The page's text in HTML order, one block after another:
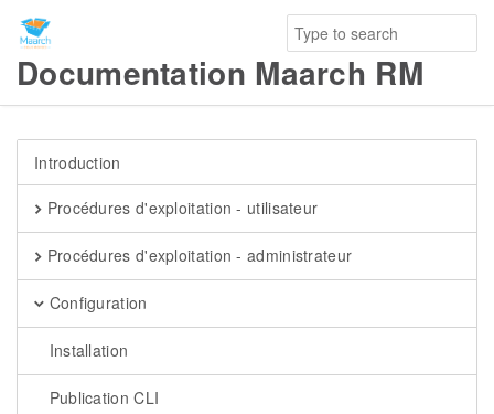
Documentation Maarch RM
Introduction
Procédures d'exploitation - utilisateur
Procédures d'exploitation - administrateur
Configuration
Installation
Publication CLI